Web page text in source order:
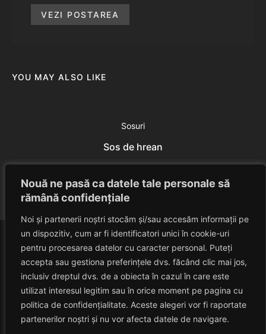
Nouă ne pasă ca datele tale personale să
rămână confidențiale
Noi și partenerii noștri stocăm și/sau accesăm informații pe
un dispozitiv, cum ar fi identificatori unici în cookie-uri
pentru procesarea datelor cu caracter personal. Puteți
accepta sau gestiona preferințele dvs. făcând clic mai jos,
inclusiv dreptul dvs. de a obiecta în cazul în care este
utilizat interesul legitim sau în orice moment pe pagina cu
politica de confidențialitate. Aceste alegeri vor fi raportate
partenerilor noștri și nu vor afecta datele de navigare.
VEZI POSTAREA
YOU MAY ALSO LIKE
Sosuri
Sos de hrean
Eduard Nedelcu July 23, 2014
HAVANACAFE